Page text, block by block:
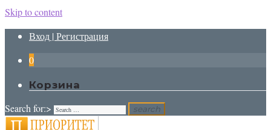
Skip to content
Вход | Регистрация
0
Корзина
Search for:> search